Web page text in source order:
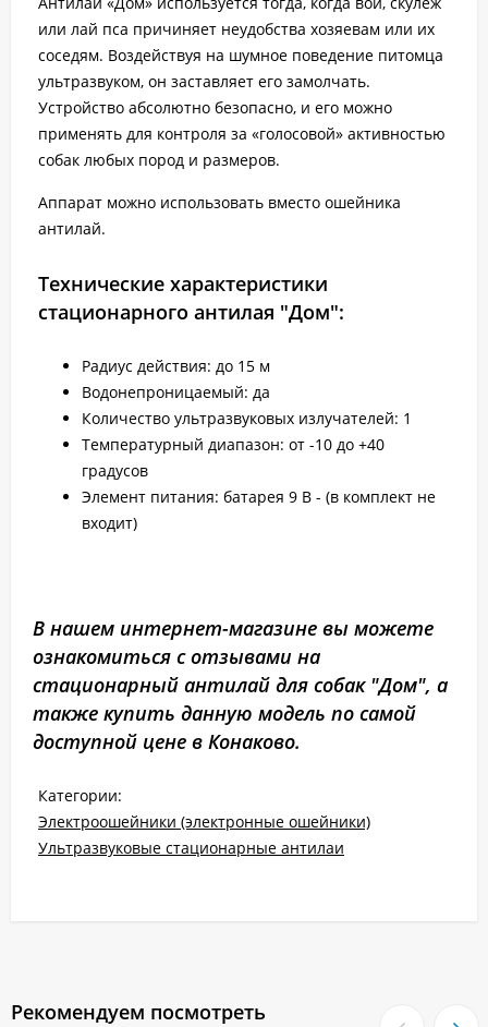
или лай пса причиняет неудобства хозяевам или их
соседям. Воздействуя на шумное поведение питомца
ультразвуком, он заставляет его замолчать.
Устройство абсолютно безопасно, и его можно
применять для контроля за «голосовой» активностью
собак любых пород и размеров.
Аппарат можно использовать вместо ошейника
антилай.
Технические характеристики
стационарного антилая "Дом":
Радиус действия: до 15 м
Водонепроницаемый: да
Количество ультразвуковых излучателей: 1
Температурный диапазон: от -10 до +40
градусов
Элемент питания: батарея 9 В - (в комплект не
входит)
В нашем интернет-магазине вы можете
ознакомиться с отзывами на
стационарный антилай для собак "Дом", а
также купить данную модель по самой
доступной цене в Конаково.
Категории:
Электроошейники (электронные ошейники)
Ультразвуковые стационарные антилаи
Рекомендуем посмотреть